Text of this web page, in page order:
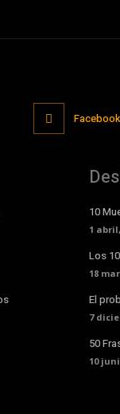
Facebook
10
1
Los
18
El
7
50
10